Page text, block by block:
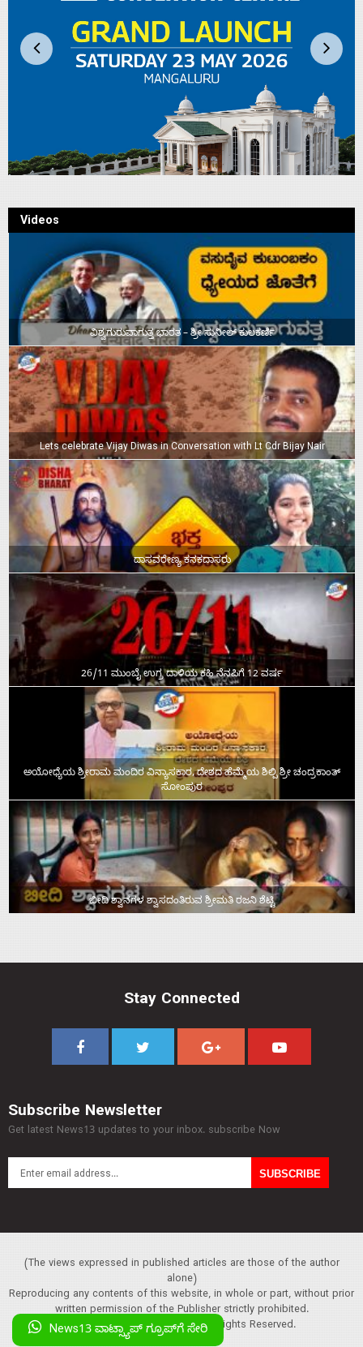
News13 ವಾಟ್ಸ್ಯಾಪ್‌ ಗ್ರೂಪ್‌ಗೆ ಸೇರಿ
Videos
ವಿಶ್ವಗುರುವಾಗುತ್ತ ಭಾರತ – ಶ್ರೀ ಸುನೀಲ್‌ ಕುಲಕರ್ಣಿ
Lets celebrate Vijay Diwas in Conversation with Lt Cdr Bijay Nair
ದಾಸವರೇಣ್ಯ ಕನಕದಾಸರು
26/11 ಮುಂಬೈ ಉಗ್ರ ದಾಳಿಯ ಕಹಿ ನೆನಪಿಗೆ 12 ವರ್ಷ
ಅಯೋಧ್ಯೆಯ ಶ್ರೀರಾಮ ಮಂದಿರ ವಿನ್ಯಾಸಕಾರ, ದೇಶದ ಹೆಮ್ಮೆಯ ಶಿಲ್ಪಿ ಶ್ರೀ ಚಂದ್ರಕಾಂತ್‌
ಸೋಂಪುರ
ಬೀದಿ ಶ್ವಾನಗಳ ಶ್ವಾಸದಂತಿರುವ ಶ್ರೀಮತಿ ರಜನಿ ಶೆಟ್ಟಿ
Stay Connected
Subscribe Newsletter
Get latest News13 updates to your inbox. subscribe Now
(The views expressed in published articles are those of the author
alone)
Reproducing any contents of this website, in whole or part, without prior
written permission of the Publisher strictly prohibited.
Copyright :© 2013 News13. All Rights Reserved.